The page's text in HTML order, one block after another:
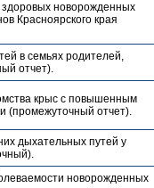
новорожденных
Красноярского края
в семьях родителей,
отчет).
крыс с повышенным
(промежуточный отчет).
дыхательных путей у
новорожденных